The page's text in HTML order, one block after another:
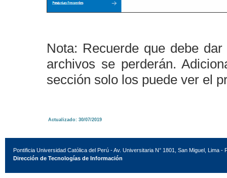
Nota: Recuerde que debe
archivos se perderán.
sección solo los puede ver el
Actualizado: 30/07/2019
Pontificia Universidad Católica del Perú - Av. Universitaria N° 1801, San Miguel, Lima -
Dirección de Tecnologías de Información